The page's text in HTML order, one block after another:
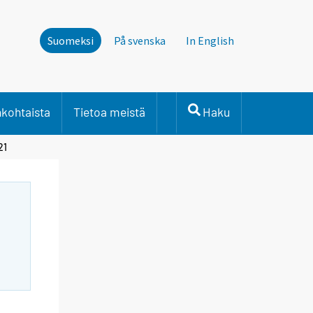
Suomeksi På svenska In English
Tietoa meistä Haku